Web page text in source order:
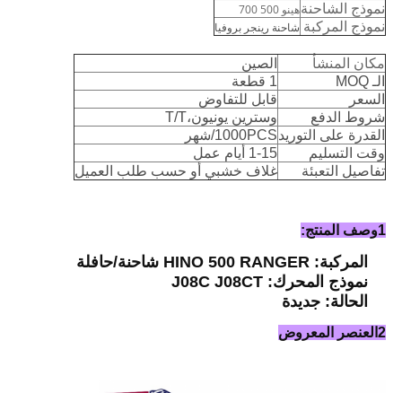
نموذج الشاحنةهينو 500 700
نموذج المركبة شاحنة رينجر بروفيا
مكان المنشأ
الصين
الـ MOQ
1 قطعة
السعر
قابل للتفاوض
شروط الدفع
وسترين يونيون،T/T
القدرة على التوريد1000PCS/شهر
وقت التسليم
1-15 أيام عمل
تفاصيل التعبئة
غلاف خشبي أو حسب طلب العميل
1وصف المنتج:
المركبة: HINO 500 RANGER شاحنة/حافلة
نموذج المحرك: J08C J08CT
الحالة: جديدة
2العنصر المعروض